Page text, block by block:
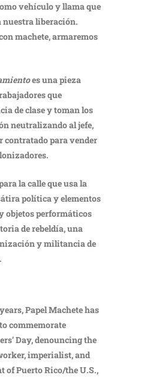
vehículo y llama que
nuestra liberación.
machete, armaremos
es una pieza
que
de clase y toman los
neutralizando al jefe,
contratado para vender
la calle que usa la
política y elementos
objetos performáticos
de rebeldía, una
y militancia de
Papel Machete has
commemorate
Day, denouncing the
imperialist, and
of Puerto Rico/the U.S.,